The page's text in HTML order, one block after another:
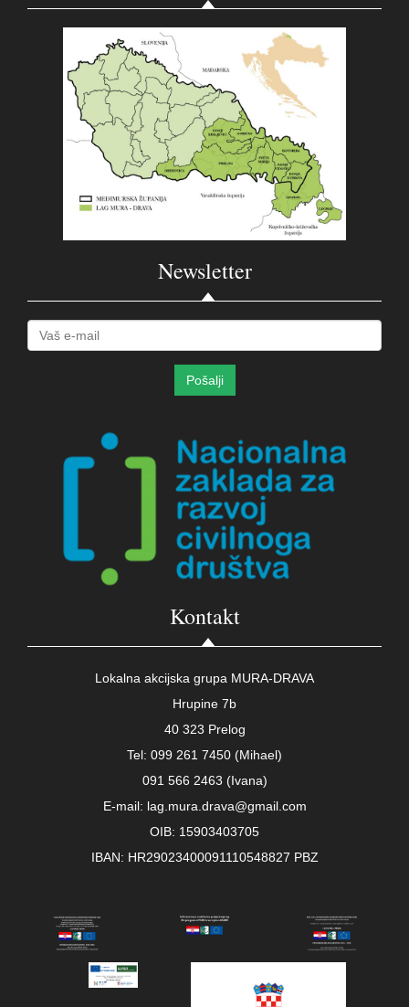
Newsletter
Kontakt
Lokalna akcijska grupa MURA-DRAVA
Hrupine 7b
40 323 Prelog
Tel: 099 261 7450 (Mihael)
091 566 2463 (Ivana)
E-mail: lag.mura.drava@gmail.com
OIB: 15903403705
IBAN: HR29023400091110548827 PBZ